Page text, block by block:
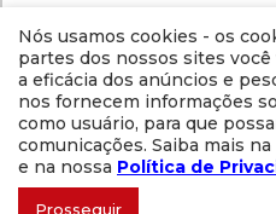
solicitamos seu
Sua rejeição pode implicar
funcionamento do site.
Recusar Cookies
solicitamos seu
Sua rejeição pode implicar
funcionamento do site.
Recusar Cookies
© 2026 Unidombosco -
EDUCACAO LTDA - CNPJ
Nós usamos cookies - os
partes dos nossos sites
a eficácia dos anúncios e
nos fornecem informações
como usuário, para que
comunicações. Saiba mais na
e na nossa Política de
Prosseguir